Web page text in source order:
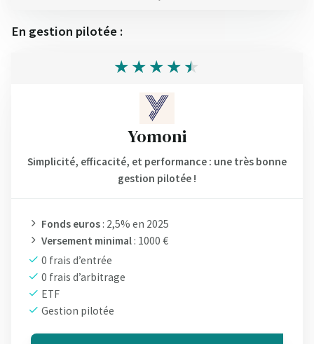
En gestion pilotée :
Yomoni
Simplicité, efficacité, et performance : une très bonne
gestion pilotée !
Fonds euros : 2,5% en 2025
Versement minimal : 1000 €
0 frais d’entrée
0 frais d’arbitrage
ETF
Gestion pilotée